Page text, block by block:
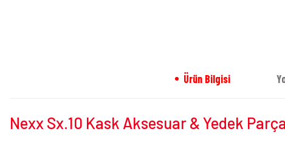
Ürün Bilgisi
Nexx Sx.10 Kask Aksesuar & Yedek